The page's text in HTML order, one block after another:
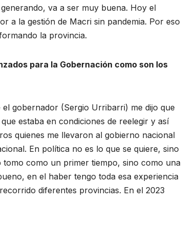
va a ser muy buena. Hoy el
a la gestión de Macri sin pandemia. Por eso
la provincia.
para la Gobernación como son los
gobernador (Sergio Urribarri) me dijo que
estaba en condiciones de reelegir y así
quienes me llevaron al gobierno nacional
En política no es lo que se quiere, sino
como un primer tiempo, sino como una
en el haber tengo toda esa experiencia
diferentes provincias. En el 2023